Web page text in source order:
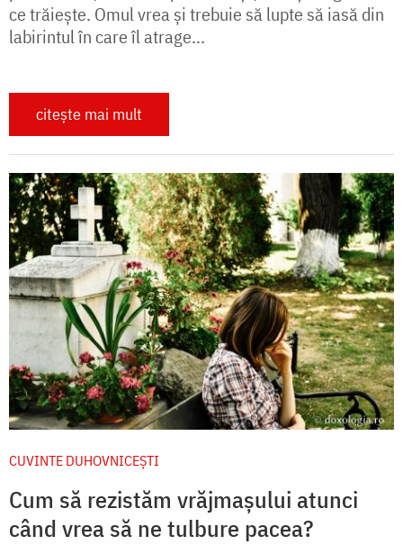
ce trăiește. Omul vrea și trebuie să lupte să iasă din
labirintul în care îl atrage...
citește mai mult
CUVINTE DUHOVNICEȘTI
Cum să rezistăm vrăjmașului atunci
când vrea să ne tulbure pacea?